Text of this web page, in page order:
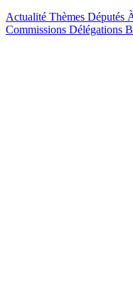
Actualité Thèmes Députés
Commissions Délégations